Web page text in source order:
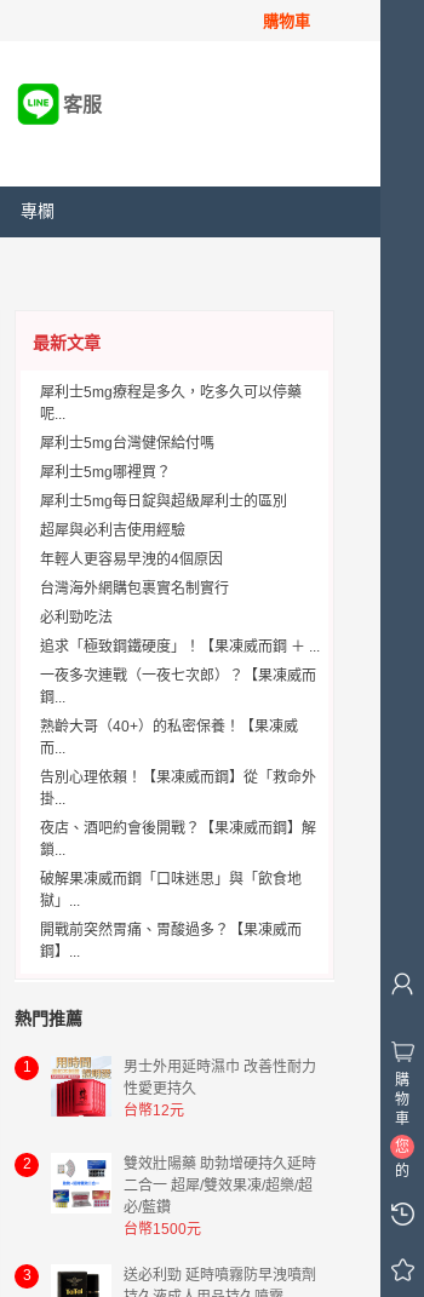
購物車
客服
專欄
最新文章
犀利士5mg療程是多久，吃多久可以停藥
呢...
犀利士5mg台灣健保給付嗎
犀利士5mg哪裡買？
犀利士5mg每日錠與超級犀利士的區別
超犀與必利吉使用經驗
年輕人更容易早洩的4個原因
台灣海外網購包裹實名制實行
必利勁吃法
追求「極致鋼鐵硬度」！【果凍威而鋼 ＋ ...
一夜多次連戰（一夜七次郎）？【果凍威而
鋼...
熟齡大哥（40+）的私密保養！【果凍威
而...
告別心理依賴！【果凍威而鋼】從「救命外
掛...
夜店、酒吧約會後開戰？【果凍威而鋼】解
鎖...
破解果凍威而鋼「口味迷思」與「飲食地
獄」...
開戰前突然胃痛、胃酸過多？【果凍威而
鋼】...
熱門推薦
1
男士外用延時濕巾 改善性耐力
性愛更持久
台幣12元
2
雙效壯陽藥 助勃增硬持久延時
二合一 超犀/雙效果凍/超樂/超
必/藍鑽
台幣1500元
3
送必利勁 延時噴霧防早洩噴劑
購
物
車
您
的
物
中